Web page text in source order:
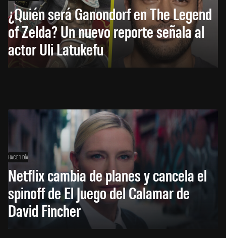
¿Quién será Ganondorf en The Legend
of Zelda? Un nuevo reporte señala al
actor Uli Latukefu
HACE 1 DÍA
Netflix cambia de planes y cancela el
spinoff de El Juego del Calamar de
David Fincher